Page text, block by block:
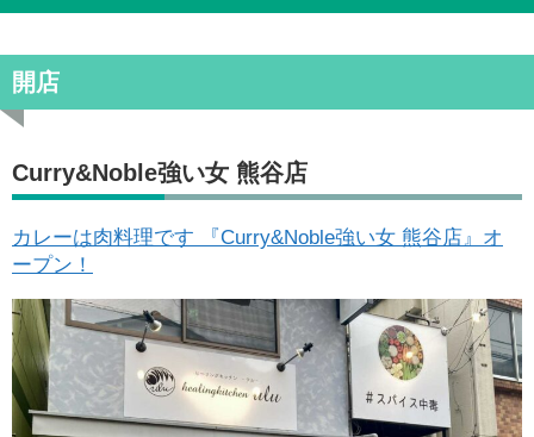
開店
Curry&Noble強い女 熊谷店
カレーは肉料理です 『Curry&Noble強い女 熊谷店』オ
ープン！